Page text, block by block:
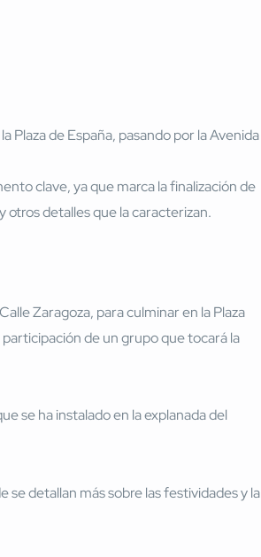
Plaza de España, pasando por la Avenida
clave, ya que marca la finalización de
otros detalles que la caracterizan.
Zaragoza, para culminar en la Plaza
de un grupo que tocará la
se ha instalado en la explanada del
se detallan más sobre las festividades y la